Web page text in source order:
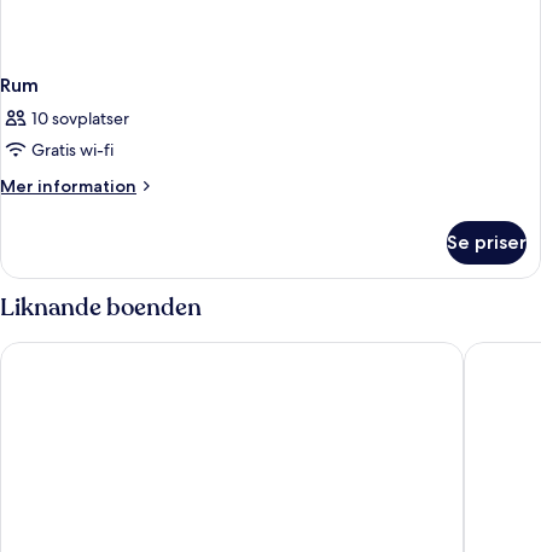
Rum
10 sovplatser
Gratis wi-fi
Mer information
Mer
Se priser
Liknande boenden
West.inn48 - Self Check-In Hotel Shihlin